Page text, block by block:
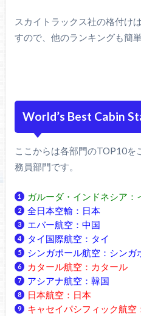
スカイトラックス社の格付け
すので、他のランキングも簡
World’s Best Cabin
ここからは各部門のTOP10を
務員部門です。
ガルーダ・インドネシア：
全日本空輸：日本
エバー航空：中国
タイ国際航空：タイ
シンガポール航空：シンガ
カタール航空：カタール
アシアナ航空：韓国
日本航空：日本
キャセイパシフィック航空